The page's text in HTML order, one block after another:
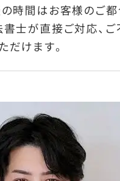
の時間はお客様のご
士が直接ご対応、
けます。